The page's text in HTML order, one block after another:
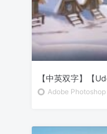
Adobe Photoshop